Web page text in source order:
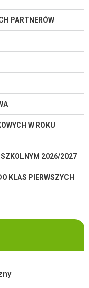
PARTNERÓW
W ROKU
SZKOLNYM 2026/2027
KLAS PIERWSZYCH